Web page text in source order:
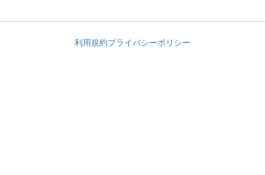
利用規約プライバシーポリシー